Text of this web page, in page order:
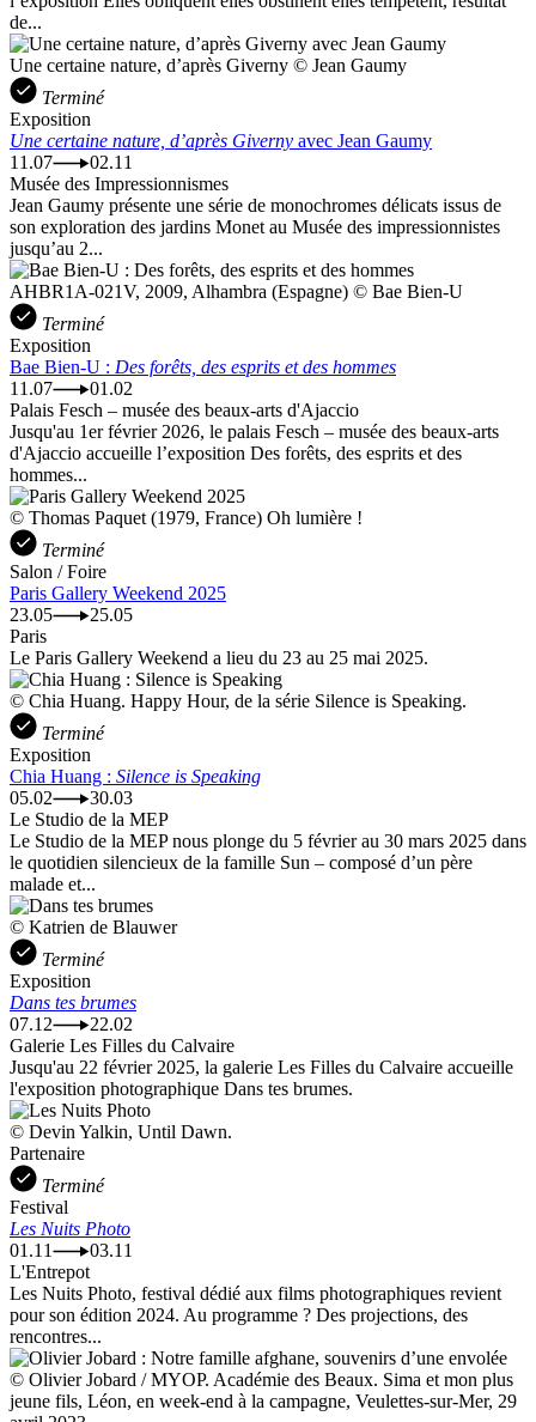
de...
Une certaine nature, d’après Giverny © Jean Gaumy
Terminé
Exposition
Une certaine nature, d’après Giverny avec Jean Gaumy
11.07
02.11
Musée des Impressionnismes
Jean Gaumy présente une série de monochromes délicats issus de
son exploration des jardins Monet au Musée des impressionnistes
jusqu’au 2...
AHBR1A-021V, 2009, Alhambra (Espagne) © Bae Bien-U
Terminé
Exposition
Bae Bien-U : Des forêts, des esprits et des hommes
11.07
01.02
Palais Fesch – musée des beaux-arts d'Ajaccio
Jusqu'au 1er février 2026, le palais Fesch – musée des beaux-arts
d'Ajaccio accueille l’exposition Des forêts, des esprits et des
hommes...
© Thomas Paquet (1979, France) Oh lumière !
Terminé
Salon / Foire
Paris Gallery Weekend 2025
23.05
25.05
Paris
Le Paris Gallery Weekend a lieu du 23 au 25 mai 2025.
© Chia Huang. Happy Hour, de la série Silence is Speaking.
Terminé
Exposition
Chia Huang : Silence is Speaking
05.02
30.03
Le Studio de la MEP
Le Studio de la MEP nous plonge du 5 février au 30 mars 2025 dans
le quotidien silencieux de la famille Sun – composé d’un père
malade et...
© Katrien de Blauwer
Terminé
Exposition
Dans tes brumes
07.12
22.02
Galerie Les Filles du Calvaire
Jusqu'au 22 février 2025, la galerie Les Filles du Calvaire accueille
l'exposition photographique Dans tes brumes.
© Devin Yalkin, Until Dawn.
Partenaire
Terminé
Festival
Les Nuits Photo
01.11
03.11
L'Entrepot
Les Nuits Photo, festival dédié aux films photographiques revient
pour son édition 2024. Au programme ? Des projections, des
rencontres...
© Olivier Jobard / MYOP. Académie des Beaux. Sima et mon plus
jeune fils, Léon, en week-end à la campagne, Veulettes-sur-Mer, 29